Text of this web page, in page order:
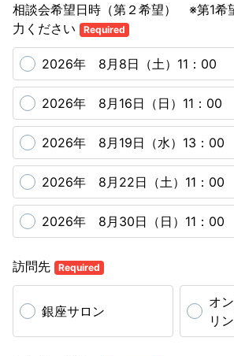
相談会希望日時（第２希望） ※第1希
力ください
Required
2026年 8月8日（土）11：00
2026年 8月16日（日）11：00
2026年 8月19日（水）13：00
2026年 8月22日（土）11：00
2026年 8月30日（日）11：00
訪問先 Required
銀座サロン
オ
リ